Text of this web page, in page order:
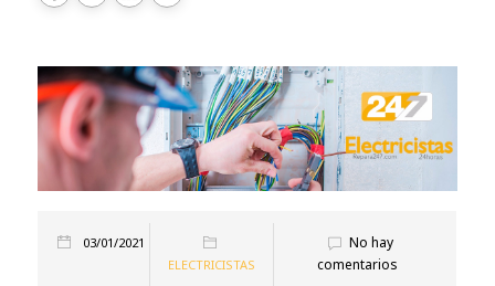
03/01/2021
ELECTRICISTAS
No hay
comentarios